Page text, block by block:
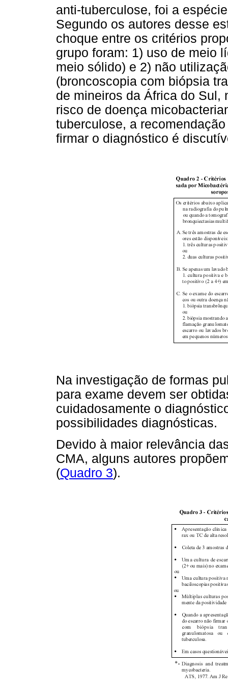
anti-tuberculose, foi a
Segundo os autores desse
choque entre os critérios
grupo foram: 1) uso de meio
meio sólido) e 2) não
(broncoscopia com biópsia
de mineiros da África do Sul,
risco de doença
tuberculose, a
firmar o diagnóstico é
Na investigação de formas
para exame devem ser
cuidadosamente o
possibilidades diagnósticas.
Devido à maior relevância
CMA, alguns autores
(Quadro 3).